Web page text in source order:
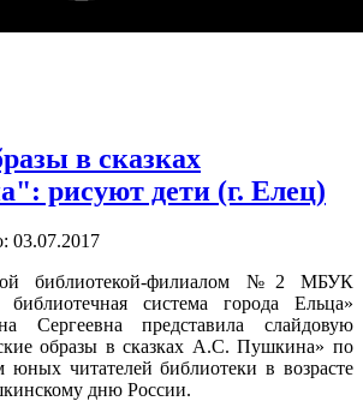
в сказках
рисуют дети (г. Елец)
03.07.2017
библиотекой-филиалом №2 МБУК
библиотечная система города Ельца»
Сергеевна представила слайдовую
образы в сказках А.С. Пушкина» по
юных читателей библиотеки в возрасте
дню России.